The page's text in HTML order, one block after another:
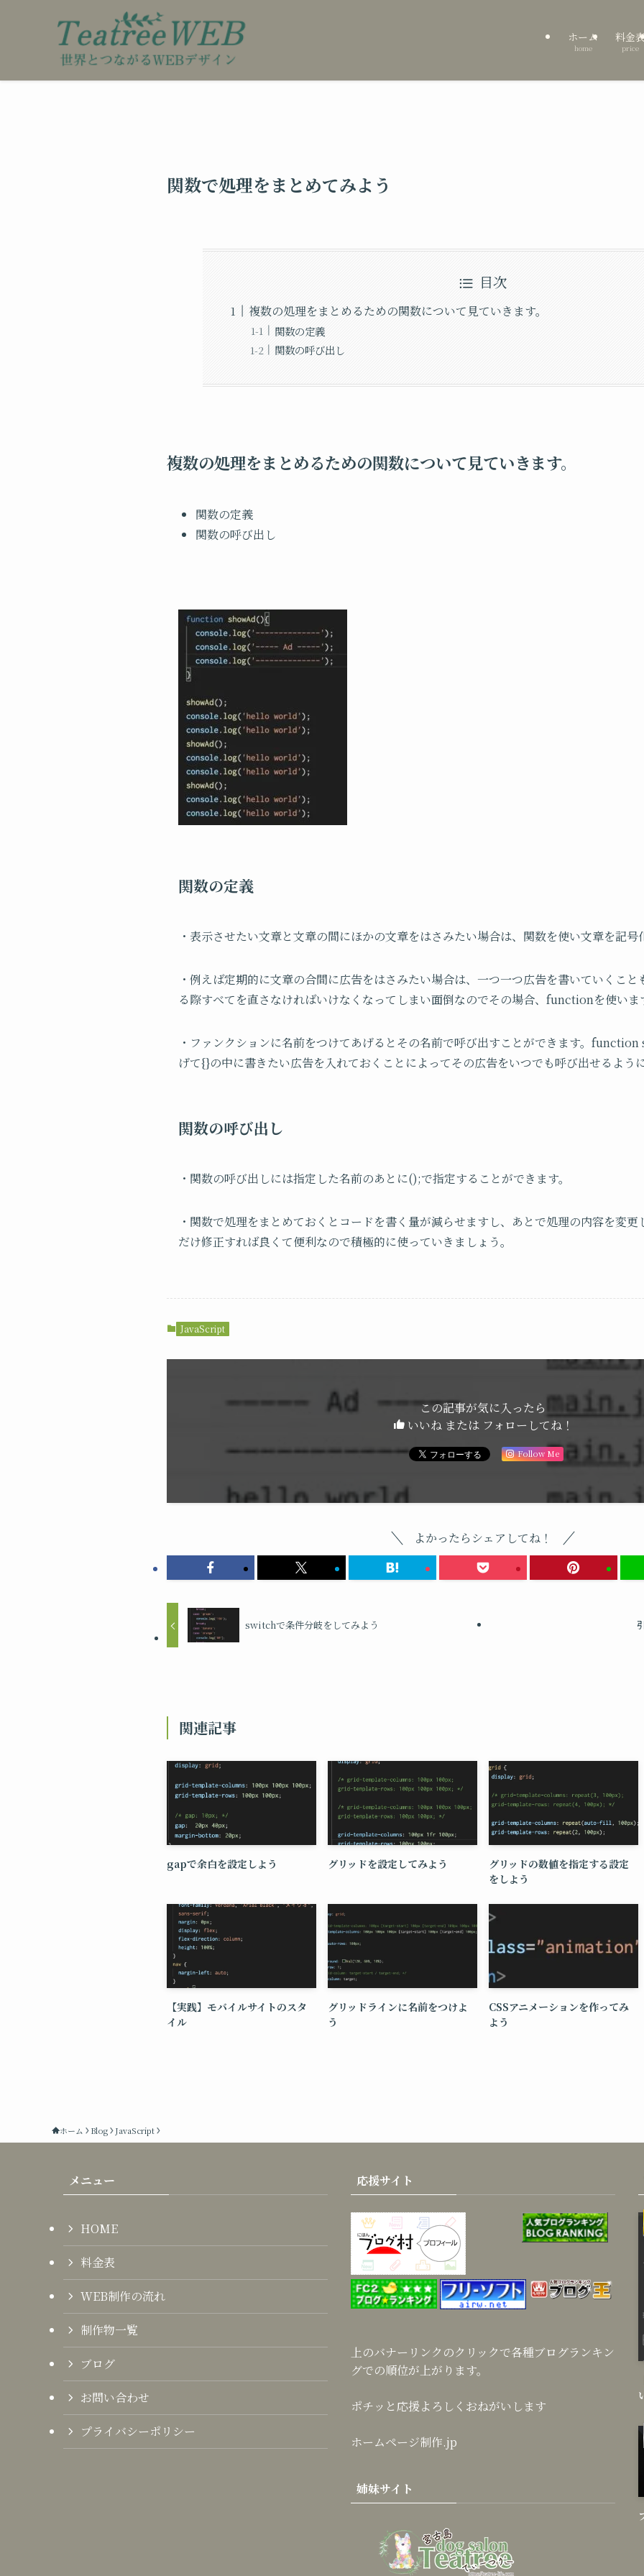
ホーム
home
料金表
price
関数で処理をまとめてみよう
目次
複数の処理をまとめるための関数について見ていきます。
関数の定義
関数の呼び出し
複数の処理をまとめるための関数について見ていきます。
関数の定義
関数の呼び出し
関数の定義
・表示させたい文章と文章の間にほかの文章をはさみたい場合は、関数を使い文章を記号
・例えば定期的に文章の合間に広告をはさみたい場合は、一つ一つ広告を書いていくこ
る際すべてを直さなければいけなくなってしまい面倒なのでその場合、functionを使いま
・ファンクションに名前をつけてあげるとその名前で呼び出すことができます。
げて{}の中に書きたい広告を入れておくことによってその広告をいつでも呼び出せるよう
関数の呼び出し
・関数の呼び出しには指定した名前のあとに();で指定することができます。
・関数で処理をまとめておくとコードを書く量が減らせますし、あとで処理の内容を変
だけ修正すれば良くて便利なので積極的に使っていきましょう。
JavaScript
この記事が気に入ったら
いいね または フォローしてね！
Follow Me
よかったらシェアしてね！
switchで条件分岐をしてみよう
関連記事
gapで余白を設定しよう グリッドを設定してみよう
グリッドの数値を指定する設定
をしよう
【実践】モバイルサイトのスタ
イル
グリッドラインに名前をつけよ
う
CSSアニメーションを作ってみ
よう
ホーム Blog JavaScript
メニュー
HOME
料金表
WEB制作の流れ
制作物一覧
ブログ
お問い合わせ
プライバシーポリシー
応援サイト
上のバナーリンクのクリックで各種ブログランキン
グでの順位が上がります。
ポチッと応援よろしくおねがいします
ホームページ制作.jp
姉妹サイト